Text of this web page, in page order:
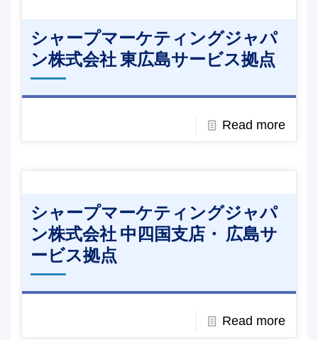
シャープマーケティングジャパ
ン株式会社 東広島サービス拠点
Read more
シャープマーケティングジャパ
ン株式会社 中四国支店・ 広島サ
ービス拠点
Read more